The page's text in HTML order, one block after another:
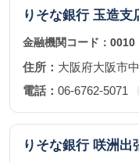
りそな銀行 玉造支
金融機関コード： 0010
住所： 大阪府大阪市
電話： 06-6762-5071
りそな銀行 咲洲出